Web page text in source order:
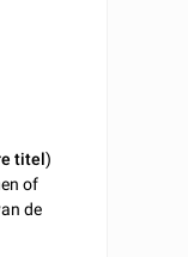
titel)
of
de